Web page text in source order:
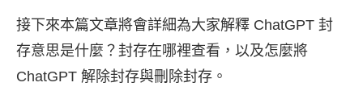
接下來本篇文章將會詳細為大家解釋 ChatGPT 封
存意思是什麼？封存在哪裡查看，以及怎麼將
ChatGPT 解除封存與刪除封存。